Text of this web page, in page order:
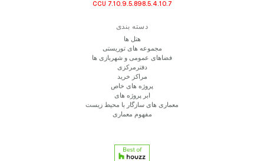
CCU 7.10.9.5.898.5.4.10.7
دسته بندی
هتل ها
مجموعه های توریستی
فضاهای عمومی و شهربازی ها
دفترمرکزی
مراکز خرید
پروژه های خاص
ابر پروژه های
معماری های سازگار با محیط زیست
مفهوم معماری